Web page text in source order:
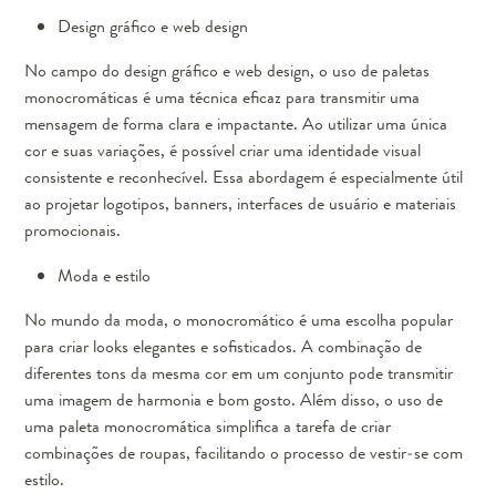
Design gráfico e web design
No campo do design gráfico e web design, o uso de paletas
monocromáticas é uma técnica eficaz para transmitir uma
mensagem de forma clara e impactante. Ao utilizar uma única
cor e suas variações, é possível criar uma identidade visual
consistente e reconhecível. Essa abordagem é especialmente útil
ao projetar logotipos, banners, interfaces de usuário e materiais
promocionais.
Moda e estilo
No mundo da moda, o monocromático é uma escolha popular
para criar looks elegantes e sofisticados. A combinação de
diferentes tons da mesma cor em um conjunto pode transmitir
uma imagem de harmonia e bom gosto. Além disso, o uso de
uma paleta monocromática simplifica a tarefa de criar
combinações de roupas, facilitando o processo de vestir-se com
estilo.